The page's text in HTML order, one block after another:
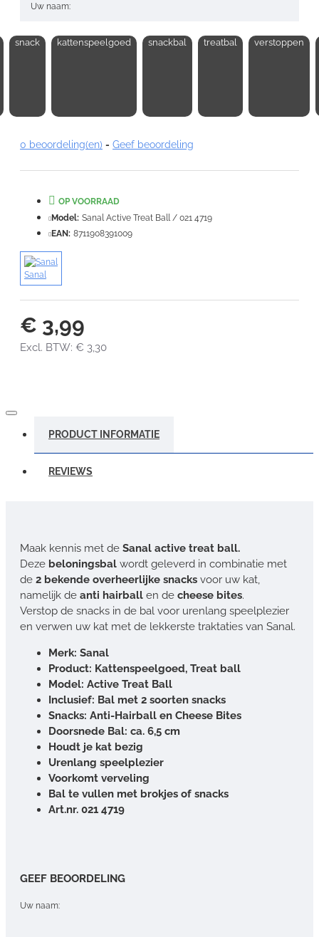
Uw naam:
Note:HTML-code wordt niet vertaald!
VERDER
snack kattenspeelgoed snackbal treatbal verstoppen
0 beoordeling(en) - Geef beoordeling
€ 3,99
Excl. BTW: € 3,30
OP VOORRAAD
Model: Sanal Active Treat Ball / 021 4719
EAN: 8711908391009
Sanal
PRODUCT INFORMATIE
REVIEWS
Maak kennis met de Sanal active treat ball.
Deze beloningsbal wordt geleverd in combinatie met
de 2 bekende overheerlijke snacks voor uw kat,
namelijk de anti hairball en de cheese bites.
Verstop de snacks in de bal voor urenlang speelplezier
en verwen uw kat met de lekkerste traktaties van Sanal.
Merk: Sanal
Product: Kattenspeelgoed, Treat ball
Model: Active Treat Ball
Inclusief: Bal met 2 soorten snacks
Snacks: Anti-Hairball en Cheese Bites
Doorsnede Bal: ca. 6,5 cm
Houdt je kat bezig
Urenlang speelplezier
Voorkomt verveling
Bal te vullen met brokjes of snacks
Art.nr. 021 4719
GEEF BEOORDELING
Uw naam: